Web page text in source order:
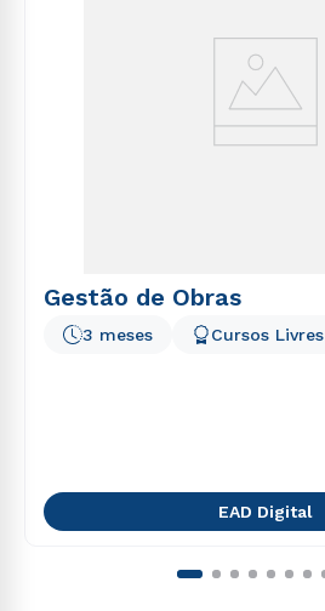
Gestão de Obras
3 meses Cursos Livres
EAD Digital